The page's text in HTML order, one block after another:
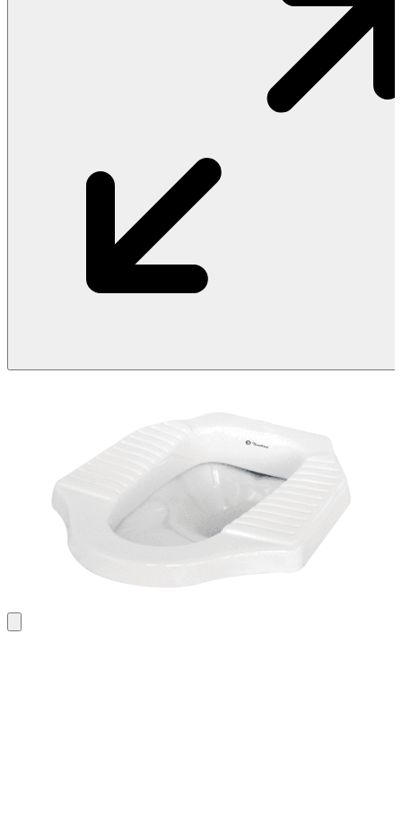
Thiết Bị Nước STIEBEL ELTRON
Thiết Bị Nước TÂN Á ĐẠI THÀNH